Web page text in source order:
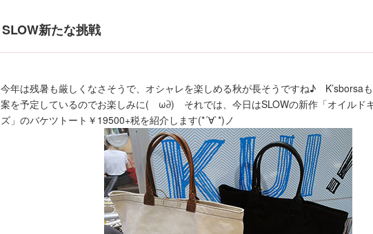
SLOW新たな挑戦
今年は残暑も厳しくなさそうで、オシャレを楽しめる秋が長そうですね♪ K’sborsa
案を予定しているのでお楽しみに(ゝω∂) それでは、今日はSLOWの新作「オイルド
ズ」のバケツトート￥19500+税を紹介します(*´∀`*)ノ